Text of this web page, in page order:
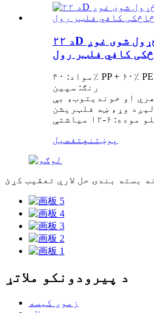
د ۲۲D خوراکي درجې ځړول شوی غوږ
کافي فلټر رول
مواد: ۴۰٪ PP + ۶۰٪ PE
رنګ: سپین
او خوندیتوب، بې
وړ، ښه فلټریشن
۶-۱۲ میاشتې
پوښتنهتفصیل
د پیرودونکو ملاتړ
زموږ کیسه